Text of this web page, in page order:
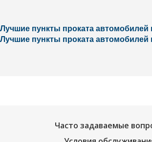
Лучшие пункты проката
Лучшие пункты проката автомобилей
Часто задаваемые